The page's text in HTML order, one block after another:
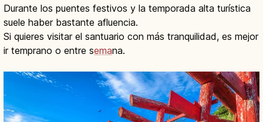
Durante los puentes festivos y la temporada alta turística
suele haber bastante afluencia.
Si quieres visitar el santuario con más tranquilidad, es mejor
ir temprano o entre semana.